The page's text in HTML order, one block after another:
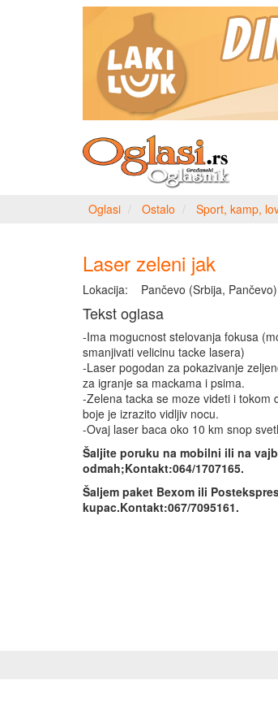
Oglasi Ostalo Sport, kamp,
Laser zeleni jak
Lokacija: Pančevo (Srbija, Pančevo)
Tekst oglasa
-Ima mogucnost stelovanja fokusa
smanjivati velicinu tacke lasera)
-Laser pogodan za pokazivanje
za igranje sa mackama i psima.
-Zelena tacka se moze videti i tokom
boje je izrazito vidljiv nocu.
-Ovaj laser baca oko 10 km snop
Šaljite poruku na mobilni ili na
odmah;Kontakt:064/1707165.
Šaljem paket Bexom ili
kupac.Kontakt:067/7095161.